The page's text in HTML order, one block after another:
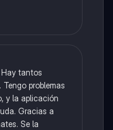
Hay tantos
problemas
y la aplicación
Gracias a
Se la